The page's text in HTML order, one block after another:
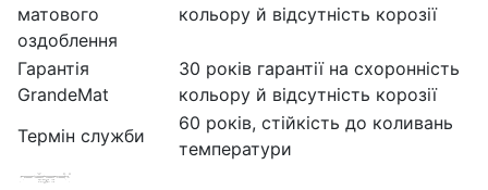
матового
оздоблення
кольору й відсутність корозії
Гарантія
GrandeMat
30 років гарантії на схоронність
кольору й відсутність корозії
Термін служби
60 років, стійкість до коливань
температури